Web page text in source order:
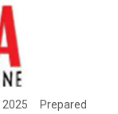
2025 Prepared